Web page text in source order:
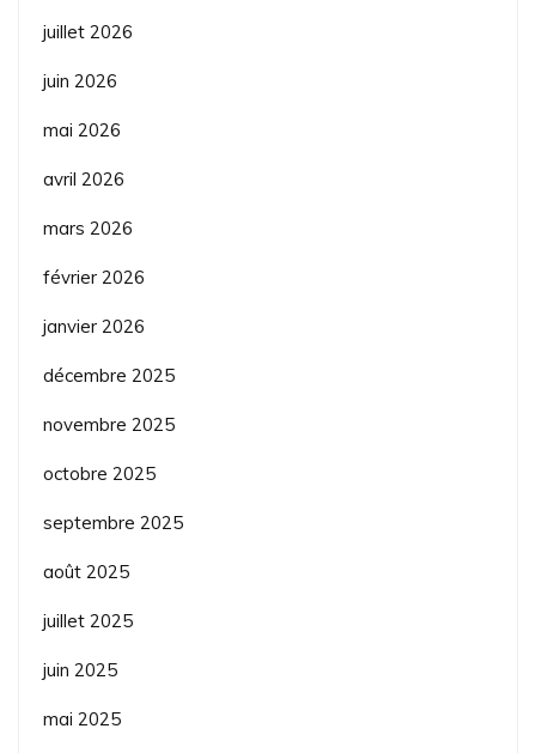
juillet 2026
juin 2026
mai 2026
avril 2026
mars 2026
février 2026
janvier 2026
décembre 2025
novembre 2025
octobre 2025
septembre 2025
août 2025
juillet 2025
juin 2025
mai 2025